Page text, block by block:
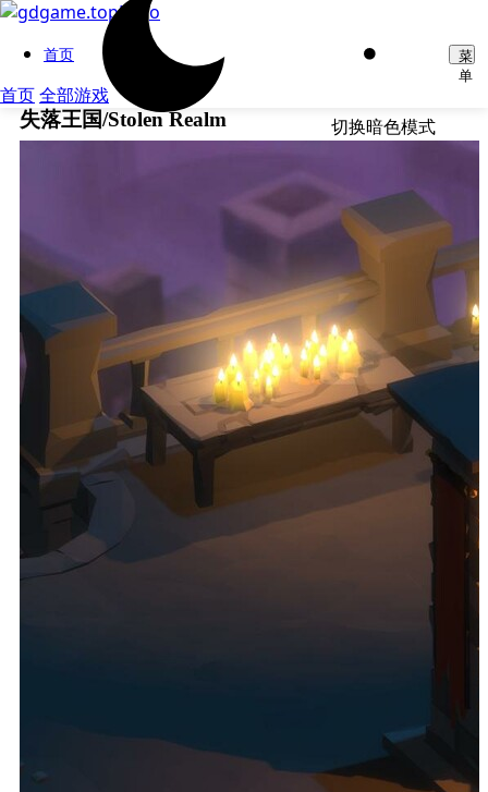
首页
首页全部游戏
切换暗色模式
菜
单
失落王国/Stolen Realm